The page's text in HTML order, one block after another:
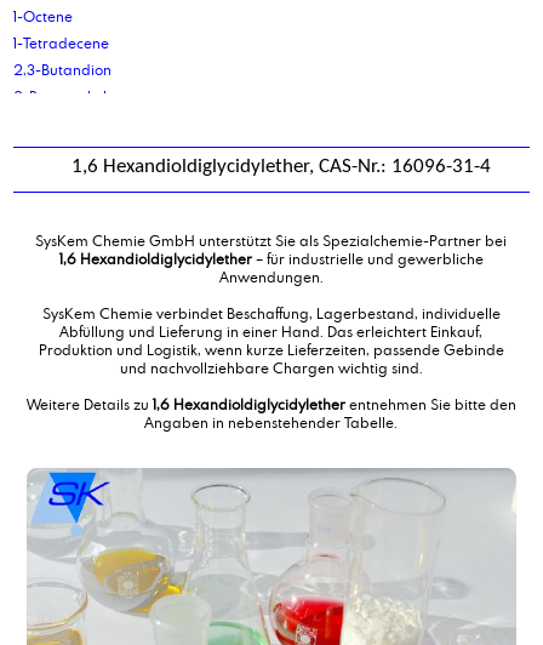
1-Octene
1-Tetradecene
2,3-Butandion
2-Butoxyethylacetat
2-Ethylhexanol
2-ethylhexanol phosphatester, ethoxiliert, Natriumsalz
2-Ethylhexyl Phosphat, ethoxiliert 3 EO
2-Ethylhexylcocoat
2-Ethylhexylcocoat, destilliert
2-Ethylhexyllaurat, Pflanzlich
2-Ethylhexylpalmitat, Pflanzlich
2-Mercaptobenzothiazol Natrium-Salz 50 %
3-mercapto-1,2,4-triazol
9-decensäure, Methylester
1,6 Hexandioldiglycidylether, CAS-Nr.: 16096-31-4
SysKem Chemie GmbH unterstützt Sie als Spezialchemie-Partner bei
1,6 Hexandioldiglycidylether– für industrielle und gewerbliche
Anwendungen.
SysKem Chemie verbindet Beschaffung, Lagerbestand, individuelle
Abfüllung und Lieferung in einer Hand. Das erleichtert Einkauf,
Produktion und Logistik, wenn kurze Lieferzeiten, passende Gebinde
und nachvollziehbare Chargen wichtig sind.
Weitere Details zu 1,6 Hexandioldiglycidyletherentnehmen Sie bitte den
Angaben in nebenstehender Tabelle.